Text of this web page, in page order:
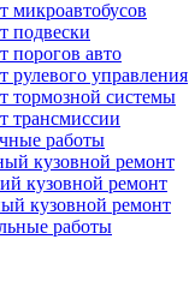
микроавтобусов
подвески
порогов авто
рулевого управления
тормозной системы
трансмиссии
работы
кузовной ремонт
кузовной ремонт
кузовной ремонт
работы